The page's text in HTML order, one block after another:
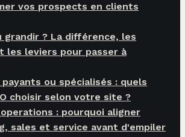
vos prospects en clients
grandir ? La différence, les
les leviers pour passer à
ou spécialisés : quels
choisir selon votre site ?
operations : pourquoi aligner
sales et service avant d'empiler